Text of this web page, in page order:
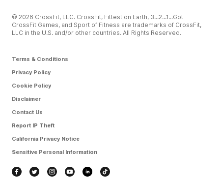
© 2026 CrossFit, LLC. CrossFit, Fittest on Earth, 3...2...1...Go!
CrossFit Games, and Sport of Fitness are trademarks of CrossFit,
LLC in the U.S. and/or other countries. All Rights Reserved.
Terms & Conditions
Privacy Policy
Cookie Policy
Disclaimer
Contact Us
Report IP Theft
California Privacy Notice
Sensitive Personal Information